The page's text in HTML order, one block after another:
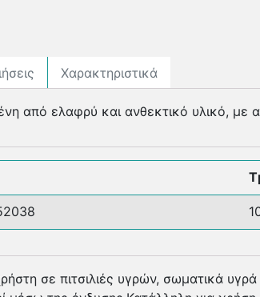
Χαρακτηριστικά
από ελαφρύ και ανθεκτικό υλικό, µε
σε πιτσιλιές υγρών, σωµατικά